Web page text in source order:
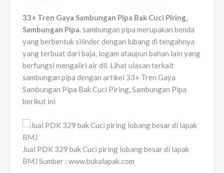
33+ Tren Gaya Sambungan Pipa Bak Cuci Piring,
Sambungan Pipa. sambungan pipa merupakan benda
yang berbentuk silinder dengan lubang di tengahnya
yang terbuat dari baja, logam ataupun bahan lain yang
berfungsi mengaliri air dll. Lihat ulasan terkait
sambungan pipa dengan artikel 33+ Tren Gaya
Sambungan Pipa Bak Cuci Piring, Sambungan Pipa
berikut ini
Jual PDK 329 bak Cuci piring lobang besar di lapak
BMJ Sumber : www.bukalapak.com